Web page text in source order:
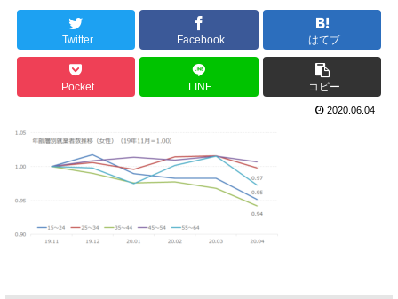
Twitter Facebook はてブ
Pocket LINE コピー
2020.06.04